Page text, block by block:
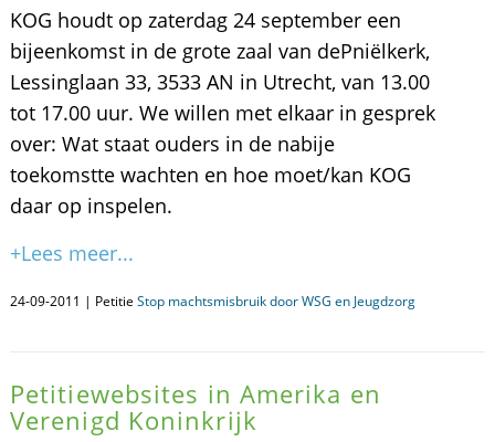
KOG houdt op zaterdag 24 september een
bijeenkomst in de grote zaal van dePniëlkerk,
Lessinglaan 33, 3533 AN in Utrecht, van 13.00
tot 17.00 uur. We willen met elkaar in gesprek
over: Wat staat ouders in de nabije
toekomstte wachten en hoe moet/kan KOG
daar op inspelen.
+Lees meer...
24-09-2011 | Petitie Stop machtsmisbruik door WSG en Jeugdzorg
Petitiewebsites in Amerika en
Verenigd Koninkrijk